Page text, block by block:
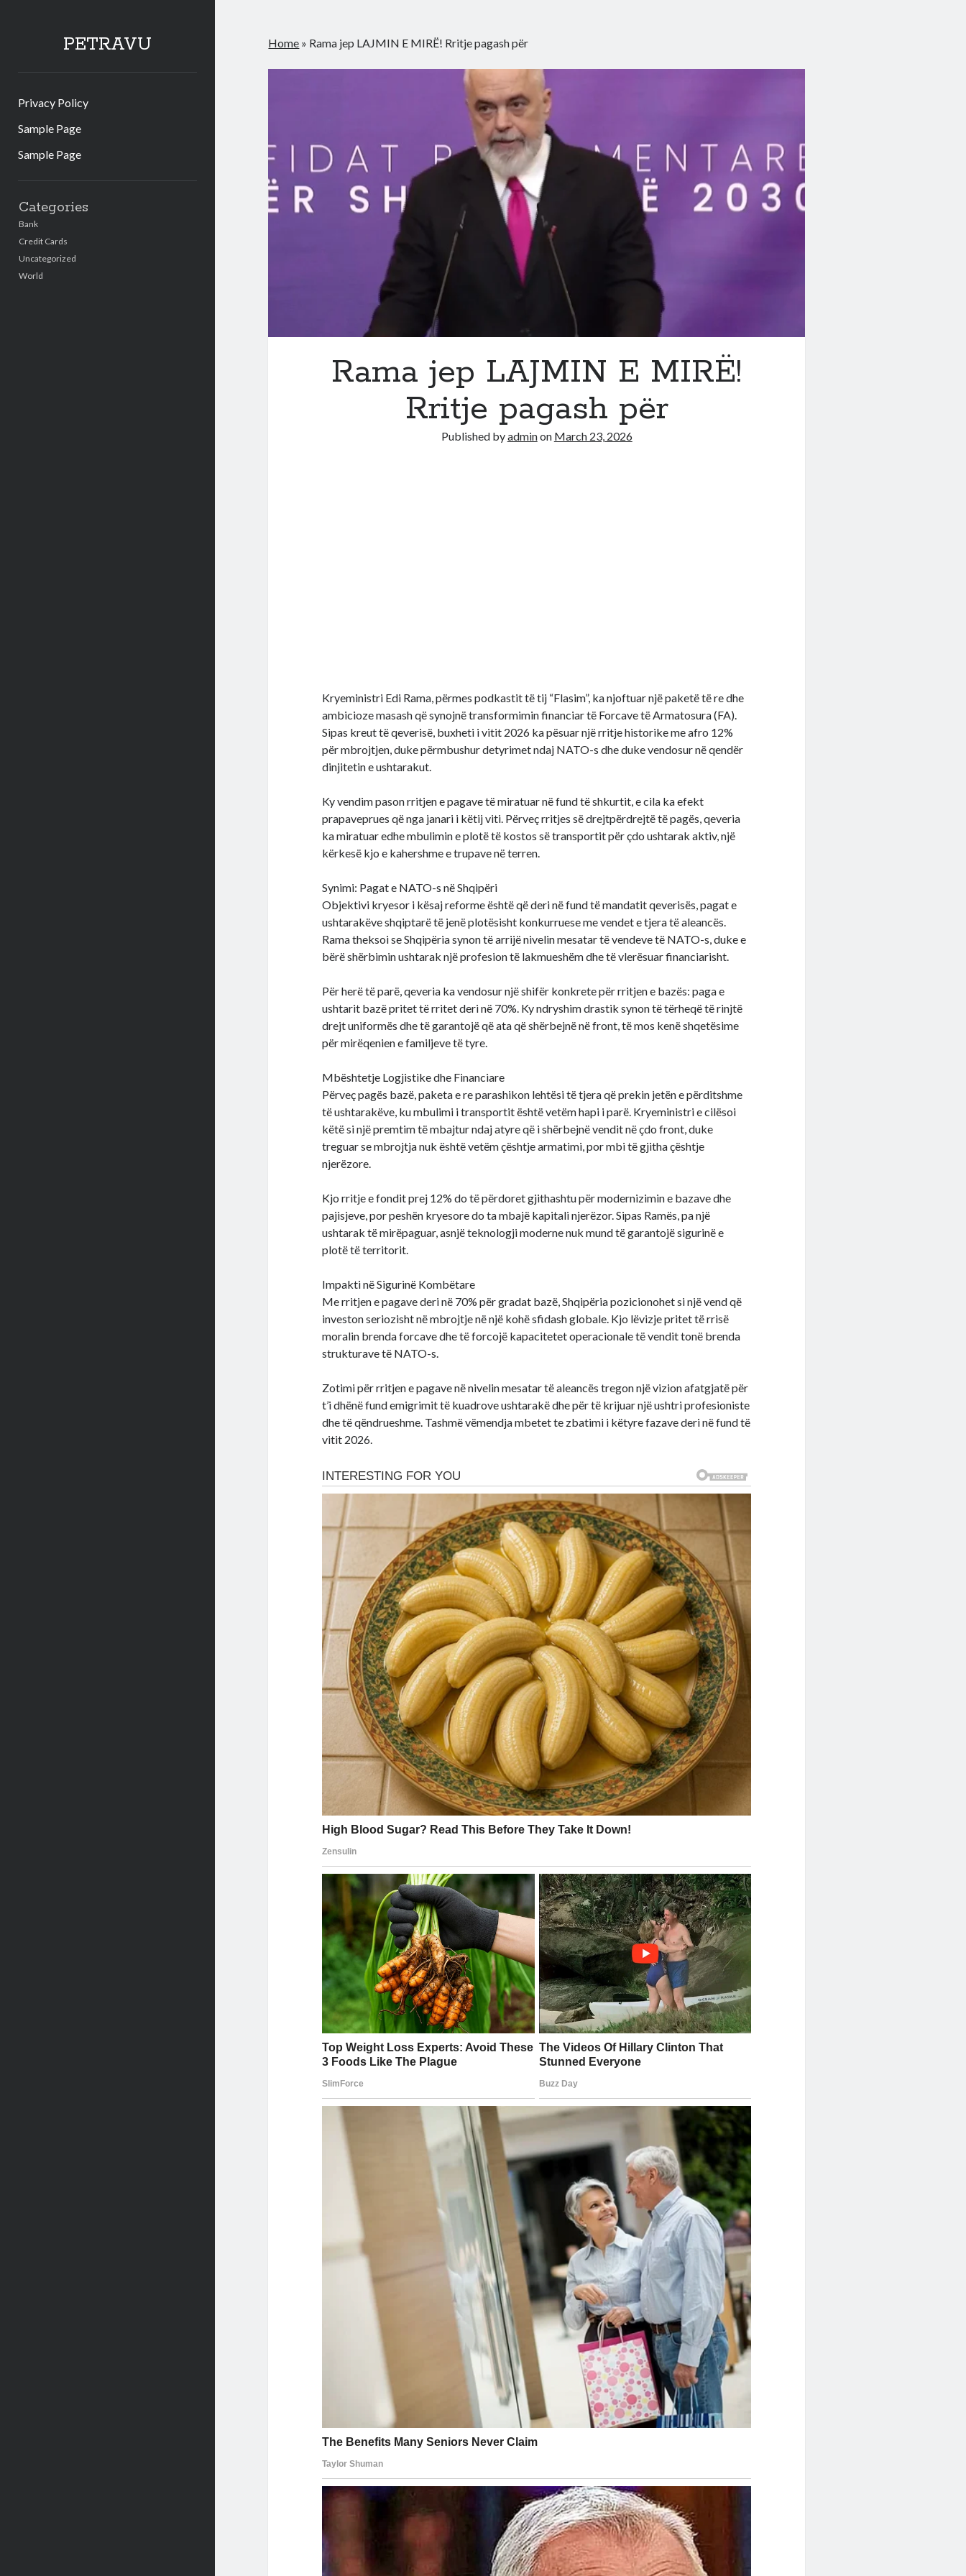
PETRAVU
Privacy Policy
Sample Page
Sample Page
Categories
Bank
Credit Cards
Uncategorized
World
Home » Rama jep LAJMIN E MIRË! Rritje pagash për
Rama jep LAJMIN E MIRË!
Rritje pagash për
Published byadminon March 23, 2026
Kryeministri Edi Rama, përmes podkastit të tij “Flasim”, ka njoftuar një paketë të re dhe
ambicioze masash që synojnë transformimin financiar të Forcave të Armatosura (FA).
Sipas kreut të qeverisë, buxheti i vitit 2026 ka pësuar një rritje historike me afro 12%
për mbrojtjen, duke përmbushur detyrimet ndaj NATO-s dhe duke vendosur në qendër
dinjitetin e ushtarakut.
Ky vendim pason rritjen e pagave të miratuar në fund të shkurtit, e cila ka efekt
prapaveprues që nga janari i këtij viti. Përveç rritjes së drejtpërdrejtë të pagës, qeveria
ka miratuar edhe mbulimin e plotë të kostos së transportit për çdo ushtarak aktiv, një
kërkesë kjo e kahershme e trupave në terren.
Synimi: Pagat e NATO-s në Shqipëri
Objektivi kryesor i kësaj reforme është që deri në fund të mandatit qeverisës, pagat e
ushtarakëve shqiptarë të jenë plotësisht konkurruese me vendet e tjera të aleancës.
Rama theksoi se Shqipëria synon të arrijë nivelin mesatar të vendeve të NATO-s, duke e
bërë shërbimin ushtarak një profesion të lakmueshëm dhe të vlerësuar financiarisht.
Për herë të parë, qeveria ka vendosur një shifër konkrete për rritjen e bazës: paga e
ushtarit bazë pritet të rritet deri në 70%. Ky ndryshim drastik synon të tërheqë të rinjtë
drejt uniformës dhe të garantojë që ata që shërbejnë në front, të mos kenë shqetësime
për mirëqenien e familjeve të tyre.
Mbështetje Logjistike dhe Financiare
Përveç pagës bazë, paketa e re parashikon lehtësi të tjera që prekin jetën e përditshme
të ushtarakëve, ku mbulimi i transportit është vetëm hapi i parë. Kryeministri e cilësoi
këtë si një premtim të mbajtur ndaj atyre që i shërbejnë vendit në çdo front, duke
treguar se mbrojtja nuk është vetëm çështje armatimi, por mbi të gjitha çështje
njerëzore.
Kjo rritje e fondit prej 12% do të përdoret gjithashtu për modernizimin e bazave dhe
pajisjeve, por peshën kryesore do ta mbajë kapitali njerëzor. Sipas Ramës, pa një
ushtarak të mirëpaguar, asnjë teknologji moderne nuk mund të garantojë sigurinë e
plotë të territorit.
Impakti në Sigurinë Kombëtare
Me rritjen e pagave deri në 70% për gradat bazë, Shqipëria pozicionohet si një vend që
investon seriozisht në mbrojtje në një kohë sfidash globale. Kjo lëvizje pritet të rrisë
moralin brenda forcave dhe të forcojë kapacitetet operacionale të vendit tonë brenda
strukturave të NATO-s.
Zotimi për rritjen e pagave në nivelin mesatar të aleancës tregon një vizion afatgjatë për
t’i dhënë fund emigrimit të kuadrove ushtarakë dhe për të krijuar një ushtri profesioniste
dhe të qëndrueshme. Tashmë vëmendja mbetet te zbatimi i këtyre fazave deri në fund të
vitit 2026.